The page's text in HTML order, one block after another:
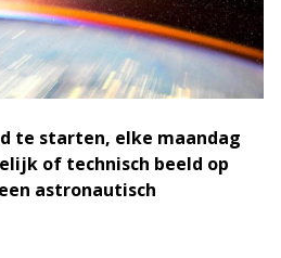
te starten, elke maandag
of technisch beeld op
astronautisch